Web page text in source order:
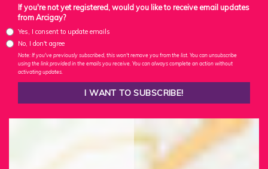
If you're not yet registered, would you like to receive email updates
from Arcigay?
Yes, I consent to update emails
No, I don't agree
Note: If you've previously subscribed, this won't remove you from the list. You can unsubscribe
using the link provided in the emails you receive. You can always complete an action without
activating updates.